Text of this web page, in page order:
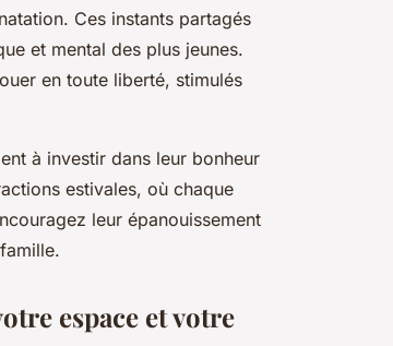
Ces instants partagés
et mental des plus jeunes.
en toute liberté, stimulés
à investir dans leur bonheur
estivales, où chaque
leur épanouissement
espace et votre